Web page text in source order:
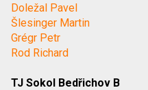
Doležal Pavel
Šlesinger Martin
Grégr Petr
Rod Richard
TJ Sokol Bedřichov B